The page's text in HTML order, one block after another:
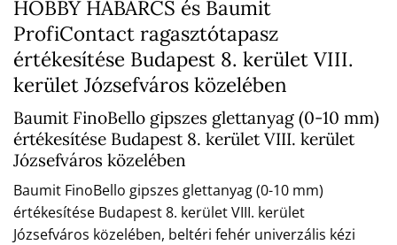
HOBBY HABARCS és Baumit
ProfiContact ragasztótapasz
értékesítése Budapest 8. kerület VIII.
kerület Józsefváros közelében
Baumit FinoBello gipszes glettanyag (0-10 mm)
értékesítése Budapest 8. kerület VIII. kerület
Józsefváros közelében
Baumit FinoBello gipszes glettanyag (0-10 mm)
értékesítése Budapest 8. kerület VIII. kerület
Józsefváros közelében, beltéri fehér univerzális kézi